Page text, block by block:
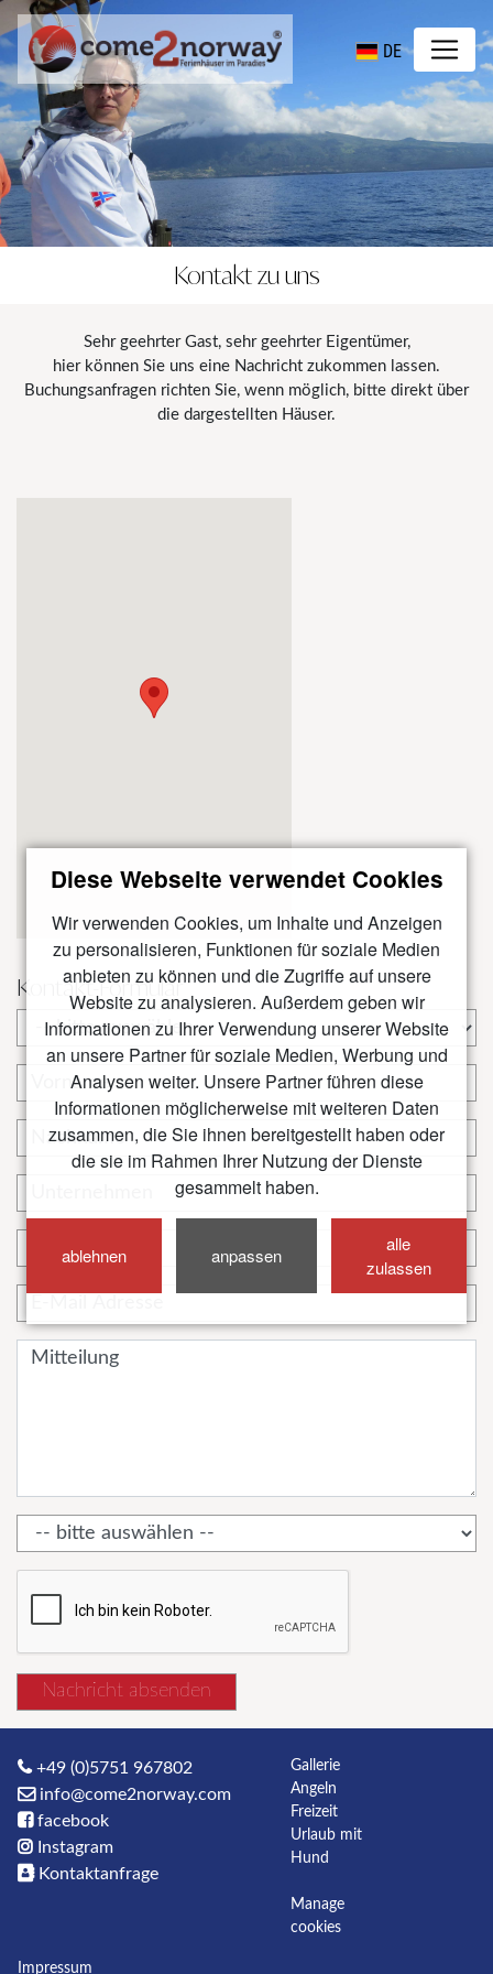
DE
Diese Webseite verwendet Cookies
Wir verwenden Cookies, um Inhalte und Anzeigen
zu personalisieren, Funktionen für soziale Medien
anbieten zu können und die Zugriffe auf unsere
Website zu analysieren. Außerdem geben wir
Informationen zu Ihrer Verwendung unserer Website
an unsere Partner für soziale Medien, Werbung und
Analysen weiter. Unsere Partner führen diese
Informationen möglicherweise mit weiteren Daten
zusammen, die Sie ihnen bereitgestellt haben oder
die sie im Rahmen Ihrer Nutzung der Dienste
gesammelt haben.
ablehnen anpassen
alle
zulassen
Kontakt zu uns
Sehr geehrter Gast, sehr geehrter Eigentümer,
hier können Sie uns eine Nachricht zukommen lassen.
Buchungsanfragen richten Sie, wenn möglich, bitte direkt über
die dargestellten Häuser.
Kontakt-Formular
Nachricht absenden
+49 (0)5751 967802
info@come2norway.com
facebook
Instagram
Kontaktanfrage
Gallerie
Angeln
Freizeit
Urlaub mit
Hund
Manage
cookies
Impressum